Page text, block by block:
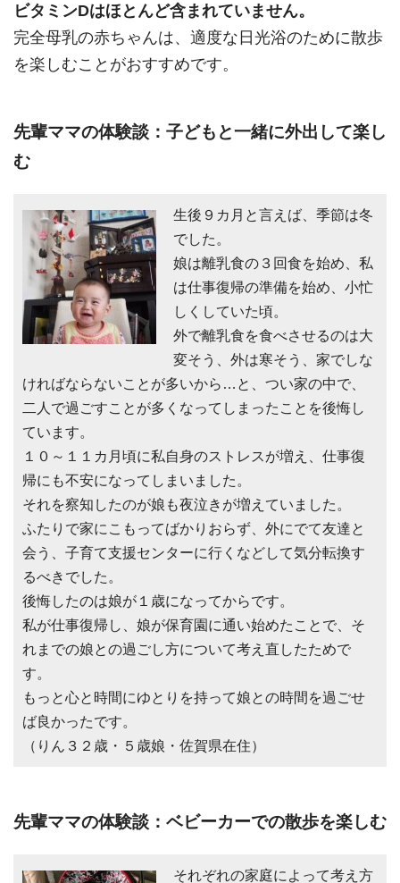
ビタミンDはほとんど含まれていません。
完全母乳の赤ちゃんは、適度な日光浴のために散歩
を楽しむことがおすすめです。
先輩ママの体験談：子どもと一緒に外出して楽し
む
生後９カ月と言えば、季節は冬
でした。
娘は離乳食の３回食を始め、私
は仕事復帰の準備を始め、小忙
しくしていた頃。
外で離乳食を食べさせるのは大
変そう、外は寒そう、家でしな
ければならないことが多いから…と、つい家の中で、
二人で過ごすことが多くなってしまったことを後悔し
ています。
１０～１１カ月頃に私自身のストレスが増え、仕事復
帰にも不安になってしまいました。
それを察知したのが娘も夜泣きが増えていました。
ふたりで家にこもってばかりおらず、外にでて友達と
会う、子育て支援センターに行くなどして気分転換す
るべきでした。
後悔したのは娘が１歳になってからです。
私が仕事復帰し、娘が保育園に通い始めたことで、そ
れまでの娘との過ごし方について考え直したためで
す。
もっと心と時間にゆとりを持って娘との時間を過ごせ
ば良かったです。
（りん３２歳・５歳娘・佐賀県在住）
先輩ママの体験談：ベビーカーでの散歩を楽しむ
それぞれの家庭によって考え方